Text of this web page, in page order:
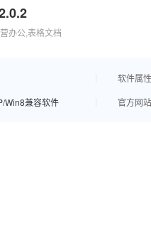
办公,表格文档
软件属
Win8兼容软件 官方网